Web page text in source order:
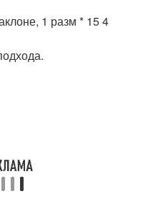
1 разм * 15 4